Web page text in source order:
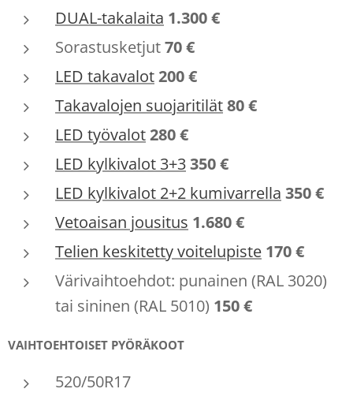
DUAL-takalaita 1.300 €
Sorastusketjut70 €
LED takavalot200 €
Takavalojen suojaritilät80 €
LED työvalot280 €
LED kylkivalot 3+3350 €
LED kylkivalot 2+2 kumivarrella 350 €
Vetoaisan jousitus 1.680 €
Telien keskitetty voitelupiste 170 €
Värivaihtoehdot: punainen (RAL 3020)
tai sininen (RAL 5010) 150 €
VAIHTOEHTOISET PYÖRÄKOOT
520/50R17